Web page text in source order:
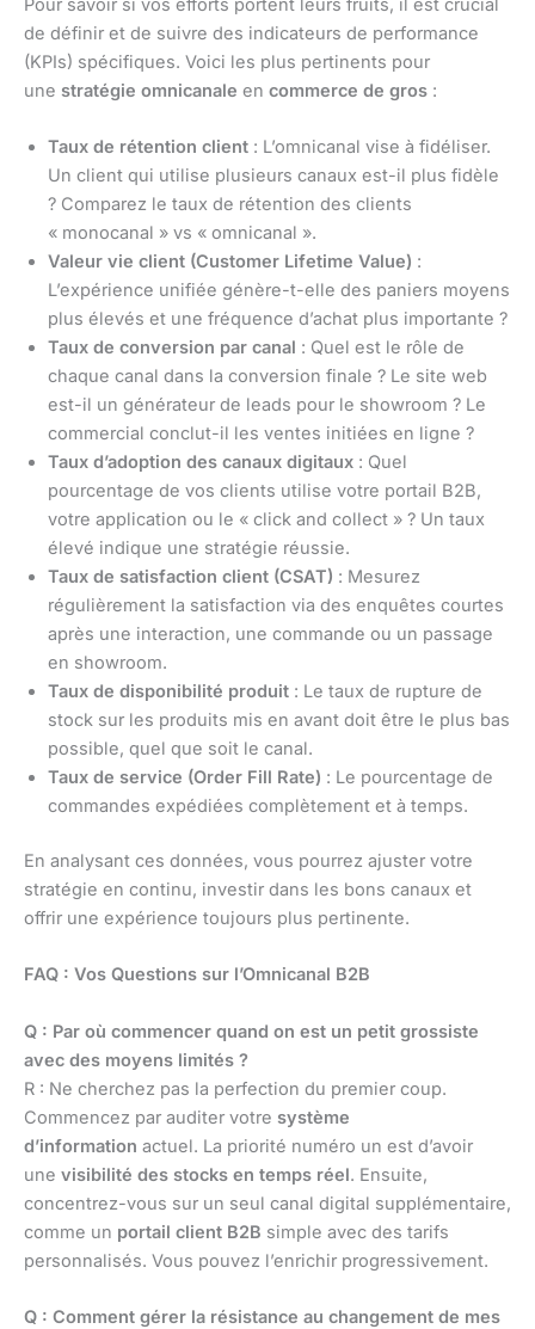
Pour savoir si vos efforts portent leurs fruits, il est crucial
de définir et de suivre des indicateurs de performance
(KPIs) spécifiques. Voici les plus pertinents pour
une stratégie omnicanale en commerce de gros :
Taux de rétention client : L’omnicanal vise à fidéliser.
Un client qui utilise plusieurs canaux est-il plus fidèle
? Comparez le taux de rétention des clients
« monocanal » vs « omnicanal ».
Valeur vie client (Customer Lifetime Value) :
L’expérience unifiée génère-t-elle des paniers moyens
plus élevés et une fréquence d’achat plus importante ?
Taux de conversion par canal : Quel est le rôle de
chaque canal dans la conversion finale ? Le site web
est-il un générateur de leads pour le showroom ? Le
commercial conclut-il les ventes initiées en ligne ?
Taux d’adoption des canaux digitaux : Quel
pourcentage de vos clients utilise votre portail B2B,
votre application ou le « click and collect » ? Un taux
élevé indique une stratégie réussie.
Taux de satisfaction client (CSAT) : Mesurez
régulièrement la satisfaction via des enquêtes courtes
après une interaction, une commande ou un passage
en showroom.
Taux de disponibilité produit : Le taux de rupture de
stock sur les produits mis en avant doit être le plus bas
possible, quel que soit le canal.
Taux de service (Order Fill Rate) : Le pourcentage de
commandes expédiées complètement et à temps.
En analysant ces données, vous pourrez ajuster votre
stratégie en continu, investir dans les bons canaux et
offrir une expérience toujours plus pertinente.
FAQ : Vos Questions sur l’Omnicanal B2B
Q : Par où commencer quand on est un petit grossiste
avec des moyens limités ?
R : Ne cherchez pas la perfection du premier coup.
Commencez par auditer votre système
d’information actuel. La priorité numéro un est d’avoir
une visibilité des stocks en temps réel. Ensuite,
concentrez-vous sur un seul canal digital supplémentaire,
comme un portail client B2B simple avec des tarifs
personnalisés. Vous pouvez l’enrichir progressivement.
Q : Comment gérer la résistance au changement de mes